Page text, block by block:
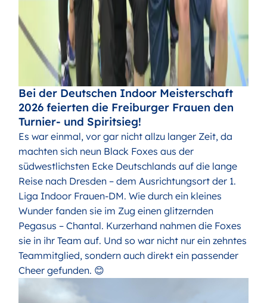
Bei der Deutschen Indoor Meisterschaft
2026 feierten die Freiburger Frauen den
Turnier- und Spiritsieg!
Es war einmal, vor gar nicht allzu langer Zeit, da
machten sich neun Black Foxes aus der
südwestlichsten Ecke Deutschlands auf die lange
Reise nach Dresden – dem Ausrichtungsort der 1.
Liga Indoor Frauen-DM. Wie durch ein kleines
Wunder fanden sie im Zug einen glitzernden
Pegasus – Chantal. Kurzerhand nahmen die Foxes
sie in ihr Team auf. Und so war nicht nur ein zehntes
Teammitglied, sondern auch direkt ein passender
Cheer gefunden. 😊